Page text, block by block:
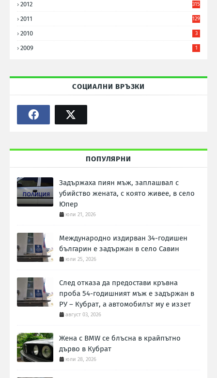
2012 315
2011 129
2010 3
2009 1
СОЦИАЛНИ ВРЪЗКИ
ПОПУЛЯРНИ
Задържаха пиян мъж, заплашвал с
убийство жената, с която живее, в село
Юпер
юли 21, 2026
Международно издирван 34-годишен
българин е задържан в село Савин
юли 25, 2026
След отказа да предостави кръвна
проба 54-годишният мъж е задържан в
РУ – Кубрат, а автомобилът му е иззет
август 03, 2026
Жена с BMW се блъсна в крайпътно
дърво в Кубрат
юли 28, 2026